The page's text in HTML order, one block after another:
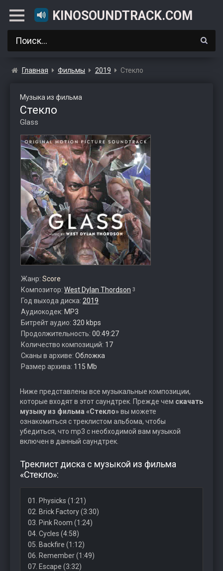
KINOSOUNDTRACK.COM
Главная Фильмы 2019 Стекло
Музыка из фильма
Стекло
Glass
Жанр: Score
Композитор: West Dylan Thordson 3
Год выхода диска: 2019
Аудиокодек: MP3
Битрейт аудио: 320 kbps
Продолжительность: 00:49:27
Количество композиций: 17
Сканы в архиве: Обложка
Размер архива: 115 Mb
Ниже представлены все музыкальные композиции,
которые входят в этот саундтрек. Прежде чем скачать
музыку из фильма «Стекло»вы можете
ознакомиться с треклистом альбома, чтобы
убедиться, что mp3 с необходимой вам музыкой
включен в данный саундтрек.
Треклист диска с музыкой из фильма
«Стекло»:
01. Physicks (1:21)
02. Brick Factory (3:30)
03. Pink Room (1:24)
04. Cycles (4:58)
05. Backfire (1:12)
06. Remember (1:49)
07. Escape (3:32)